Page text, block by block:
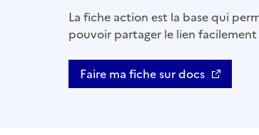
La fiche action est la base qui
pouvoir partager le lien
Faire ma fiche sur docs
Ouvre une nouvelle